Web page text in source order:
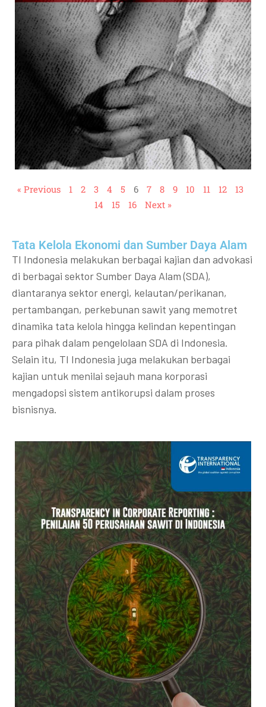
« Previous 1 2 3 4 5 6 7 8 9 10 11 12
13
14
15 16 Next »
Tata Kelola Ekonomi dan Sumber Daya Alam
TI Indonesia melakukan berbagai kajian dan advokasi
di berbagai sektor Sumber Daya Alam (SDA),
diantaranya sektor energi, kelautan/perikanan,
pertambangan, perkebunan sawit yang memotret
dinamika tata kelola hingga kelindan kepentingan
para pihak dalam pengelolaan SDA di Indonesia.
Selain itu, TI Indonesia juga melakukan berbagai
kajian untuk menilai sejauh mana korporasi
mengadopsi sistem antikorupsi dalam proses
bisnisnya.